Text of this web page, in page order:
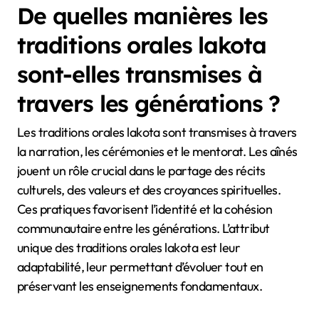
De quelles manières les
traditions orales lakota
sont-elles transmises à
travers les générations ?
Les traditions orales lakota sont transmises à travers
la narration, les cérémonies et le mentorat. Les aînés
jouent un rôle crucial dans le partage des récits
culturels, des valeurs et des croyances spirituelles.
Ces pratiques favorisent l’identité et la cohésion
communautaire entre les générations. L’attribut
unique des traditions orales lakota est leur
adaptabilité, leur permettant d’évoluer tout en
préservant les enseignements fondamentaux.